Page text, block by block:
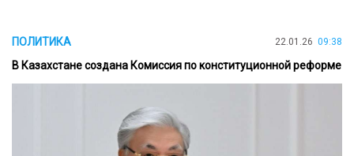
ПОЛИТИКА 22.01.26 09:38
В Казахстане создана Комиссия по конституционной реформе